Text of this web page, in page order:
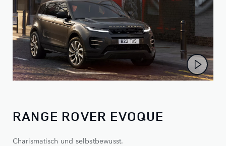
RANGE ROVER EVOQUE
Charismatisch und selbstbewusst.